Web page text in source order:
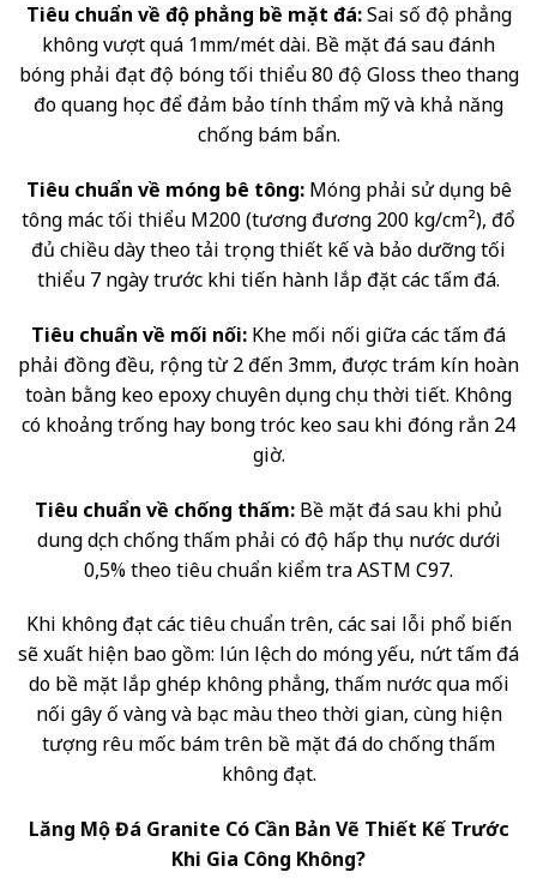
Tiêu chuẩn về độ phẳng bề mặt đá:Sai số độ phẳng
không vượt quá 1mm/mét dài. Bề mặt đá sau đánh
bóng phải đạt độ bóng tối thiểu 80 độ Gloss theo thang
đo quang học để đảm bảo tính thẩm mỹ và khả năng
chống bám bẩn.
Tiêu chuẩn về móng bê tông:Móng phải sử dụng bê
tông mác tối thiểu M200 (tương đương 200 kg/cm²), đổ
đủ chiều dày theo tải trọng thiết kế và bảo dưỡng tối
thiểu 7 ngày trước khi tiến hành lắp đặt các tấm đá.
Tiêu chuẩn về mối nối: Khe mối nối giữa các tấm đá
phải đồng đều, rộng từ 2 đến 3mm, được trám kín hoàn
toàn bằng keo epoxy chuyên dụng chịu thời tiết. Không
có khoảng trống hay bong tróc keo sau khi đóng rắn 24
giờ.
Tiêu chuẩn về chống thấm: Bề mặt đá sau khi phủ
dung dịch chống thấm phải có độ hấp thụ nước dưới
0,5% theo tiêu chuẩn kiểm tra ASTM C97.
Khi không đạt các tiêu chuẩn trên, các sai lỗi phổ biến
sẽ xuất hiện bao gồm: lún lệch do móng yếu, nứt tấm đá
do bề mặt lắp ghép không phẳng, thấm nước qua mối
nối gây ố vàng và bạc màu theo thời gian, cùng hiện
tượng rêu mốc bám trên bề mặt đá do chống thấm
không đạt.
Lăng Mộ Đá Granite Có Cần Bản Vẽ Thiết Kế Trước
Khi Gia Công Không?